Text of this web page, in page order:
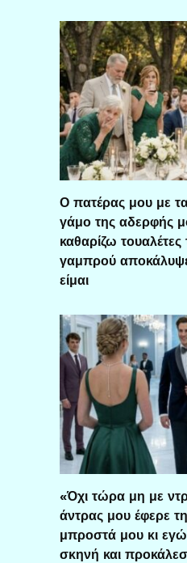
Ο πατέρας μου με
γάμο της αδερφής
καθαρίζω
γαμπρού
είμαι
«Όχι τώρα μη με
άντρας μου έφερε
μπροστά μου κι
σκηνή και